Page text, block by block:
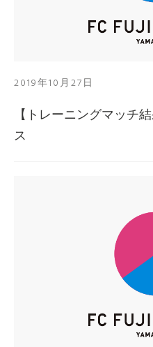
2019年10月27日
【トレーニングマッチ
ス